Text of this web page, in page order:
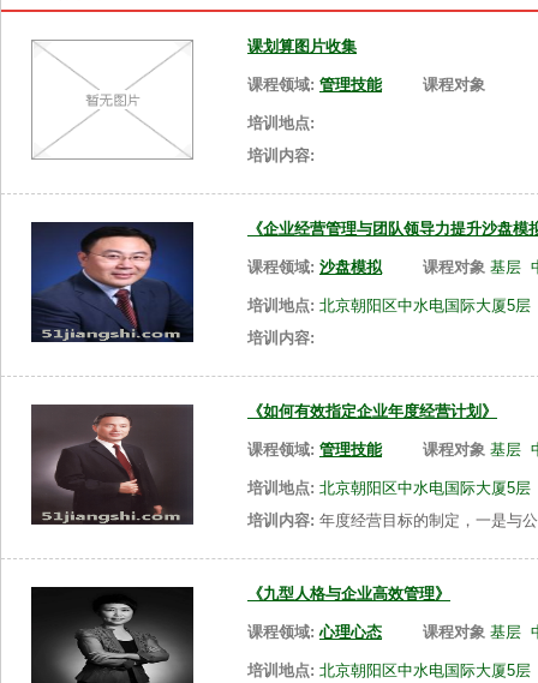
课划算图片收集
课程领域: 管理技能 课程对象
培训地点:
培训内容:
《企业经营管理与团队领导力提升沙盘模
课程领域: 沙盘模拟 课程对象 基层
培训地点: 北京朝阳区中水电国际大厦5层
培训内容:
《如何有效指定企业年度经营计划》
课程领域: 管理技能 课程对象 基层
培训地点: 北京朝阳区中水电国际大厦5层
培训内容: 年度经营目标的制定，一是与
《九型人格与企业高效管理》
课程领域:心理心态 课程对象 基层
培训地点: 北京朝阳区中水电国际大厦5层